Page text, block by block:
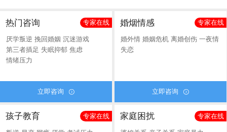
热门咨询 专家在线
厌学叛逆 挽回婚姻 沉迷游戏
第三者插足 失眠抑郁 焦虑
情绪压力
立即咨询 
婚烟情感 专家在线
婚外情 婚姻危机 离婚创伤 一夜情
失恋
立即咨询 
孩子教育 专家在线 家庭困扰 专家在线